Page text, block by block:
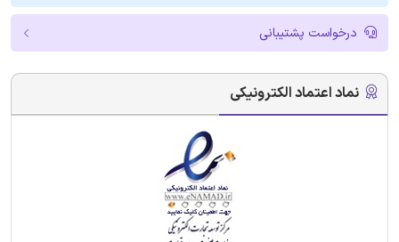
درخواست پشتیبانی
نماد اعتماد الکترونیکی